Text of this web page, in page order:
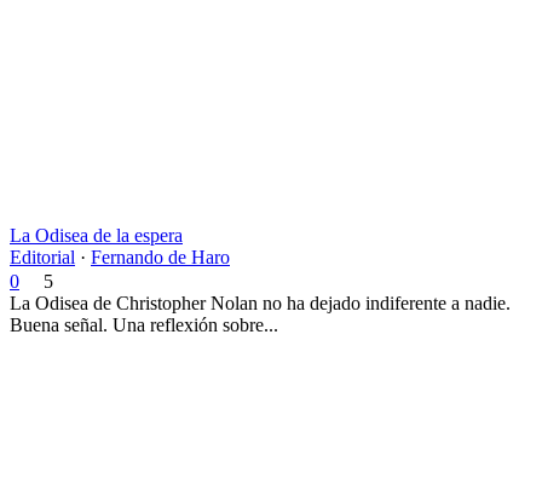
La Odisea de la espera
Editorial · Fernando de Haro
0
5
La Odisea de Christopher Nolan no ha dejado indiferente a nadie.
Buena señal. Una reflexión sobre...